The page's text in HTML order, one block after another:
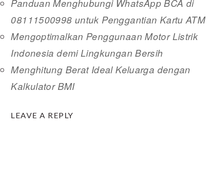
Panduan Menghubungi WhatsApp BCA di
08111500998 untuk Penggantian Kartu ATM
Mengoptimalkan Penggunaan Motor Listrik
Indonesia demi Lingkungan Bersih
Menghitung Berat Ideal Keluarga dengan
Kalkulator BMI
LEAVE A REPLY